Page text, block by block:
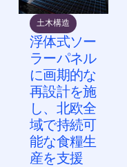
土木構造
浮体式ソー
ラーパネル
に画期的な
再設計を施
し、北欧全
域で持続可
能な食糧生
産を支援